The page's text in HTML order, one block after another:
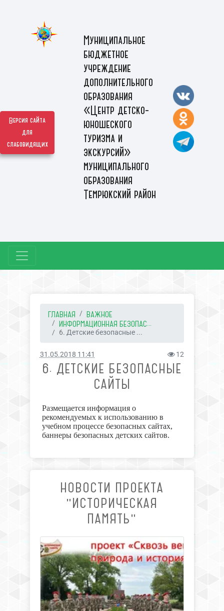
Версия сайта
для
слабовидящих
Муниципальное
бюджетное
учреждение
дополнительного
образования
«Центр детско-
юношеского
туризма и
экскурсий»
муниципального
образования
Темрюкский район
ГЛАВНАЯ
ВАЖНОЕ
ИНФОРМАЦИОННАЯ БЕЗОПАС...
6. Детские безопасные ...
31.05.2018 11:41 12
6. ДЕТСКИЕ БЕЗОПАСНЫЕ
САЙТЫ
Размещается информация о
рекомендуемых к использованию в
учебном процессе безопасных сайтах,
баннеры безопасных детских сайтов.
НОВОСТИ ПРОЕКТА
"ИСТОРИЧЕСКАЯ
ПАМЯТЬ"